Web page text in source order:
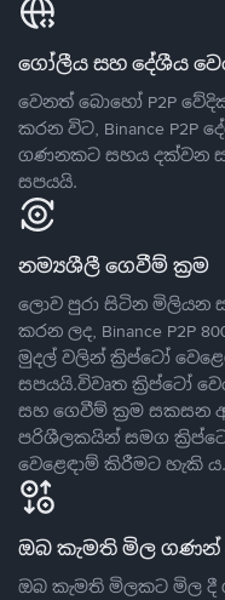
ගෝලීය සහ දේශීය
වෙනත් බොහෝ P2P
කරන විට, Binance P2P
ගණනකට සහය දක්වන
සපයයි.
නම්‍යශීලී ගෙවීම් ක්‍රම
ලොව පුරා සිටින මිලියන
කරන ලද, Binance P2P
මුදල් වලින් ක්‍රිප්ටෝ
සපයයි.විවෘත ක්‍රිප්ටෝ
සහ ගෙවීම් ක්‍රම සකසන
පරිශීලකයින් සමග
වෙළෙඳාම් කිරීමට හැකි ය.
ඔබ කැමති මිල ගණන්
ඔබ කැමති මිලකට මිල